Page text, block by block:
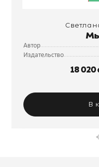
Автор
Издательство
18 020
В